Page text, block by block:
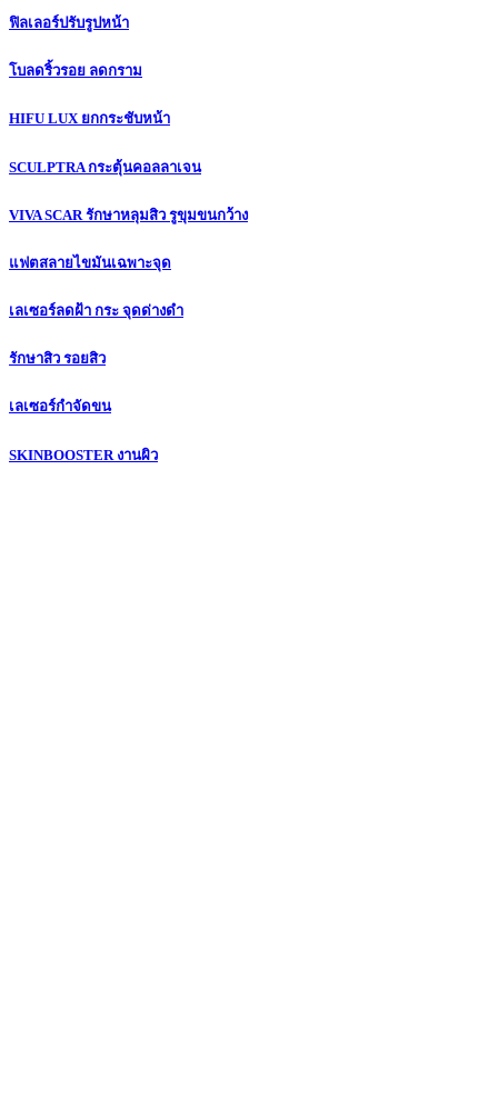
ฟิลเลอร์ปรับรูปหน้า
โบลดริ้วรอย ลดกราม
HIFU LUX ยกกระชับหน้า
SCULPTRA กระตุ้นคอลลาเจน
VIVA SCAR รักษาหลุมสิว รูขุมขนกว้าง
แฟตสลายไขมันเฉพาะจุด
เลเซอร์ลดฝ้า กระ จุดด่างดำ
รักษาสิว รอยสิว
เลเซอร์กำจัดขน
SKINBOOSTER งานผิว